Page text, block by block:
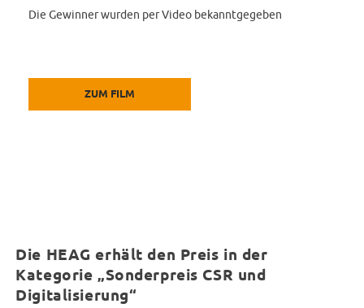
Die Gewinner wurden per Video bekanntgegeben
ZUM FILM
Die HEAG erhält den Preis in der
Kategorie „Sonderpreis CSR und
Digitalisierung“